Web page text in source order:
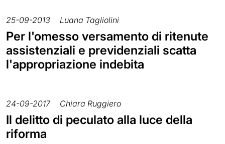
25-09-2013 Luana Tagliolini
Per l'omesso versamento di ritenute
assistenziali e previdenziali scatta
l'appropriazione indebita
24-09-2017 Chiara Ruggiero
Il delitto di peculato alla luce della
riforma